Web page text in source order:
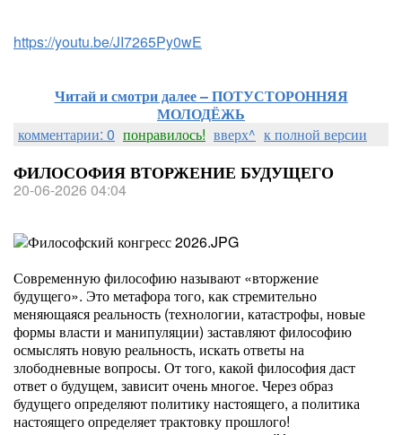
https://youtu.be/JI7265Py0wE
Читай и смотри далее – ПОТУСТОРОННЯЯ
МОЛОДЁЖЬ
комментарии: 0 понравилось! вверх^ к полной версии
ФИЛОСОФИЯ ВТОРЖЕНИЕ БУДУЩЕГО
20-06-2026 04:04
Современную философию называют «вторжение
будущего». Это метафора того, как стремительно
меняющаяся реальность (технологии, катастрофы, новые
формы власти и манипуляции) заставляют философию
осмыслять новую реальность, искать ответы на
злободневные вопросы. От того, какой философия даст
ответ о будущем, зависит очень многое. Через образ
будущего определяют политику настоящего, а политика
настоящего определяет трактовку прошлого!